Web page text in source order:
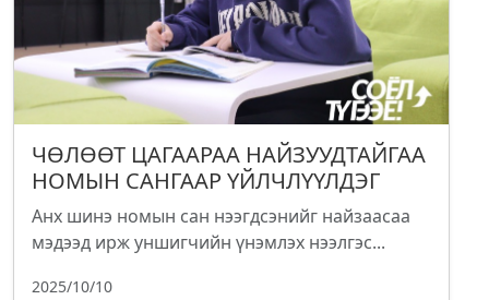
ЧӨЛӨӨТ ЦАГААРАА НАЙЗУУДТАЙГАА
НОМЫН САНГААР ҮЙЛЧЛҮҮЛДЭГ
Анх шинэ номын сан нээгдсэнийг найзаасаа
мэдээд ирж уншигчийн үнэмлэх нээлгэс...
2025/10/10